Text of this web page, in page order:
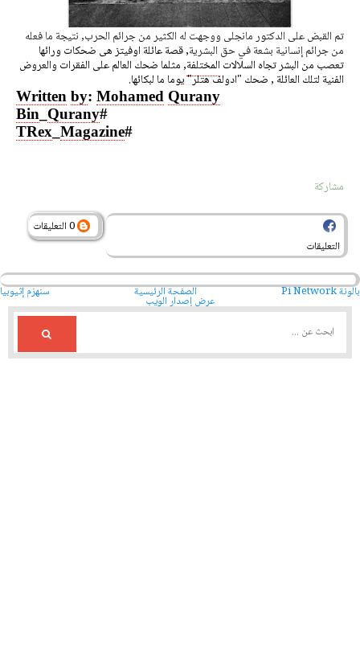
تم القبض على الدكتور مانجلى
من جرائم إنسانية بشعة في حق البشرية, قصة عائلة اوفيتز هى ضحكات ورائها
تعصب من البشر تجاه السلالات المختلفة, مثلما ضحك العالم على الفقرات والعروض
الفنية لتلك العائلة , ضحك "ادولف هتلر" يوما ما لبكائها.
Written by: Mohamed Qurany
#
Bin Qurany
#
TRex Magazine
مشاركة
التعليقات
بالونة Pi Network سنهزم إثيوبيا الصفحة الرئيسية
عرض إصدار الويب